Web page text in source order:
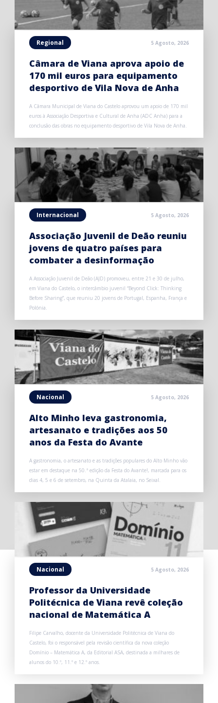
Regional 5 Agosto, 2026
Câmara de Viana aprova apoio de
170 mil euros para equipamento
desportivo de Vila Nova de Anha
A Câmara Municipal de Viana do Castelo aprovou um apoio de 170 mil
euros à Associação Desportiva e Cultural de Anha (ADC Anha) para a
conclusão das obras no equipamento desportivo de Vila Nova de Anha.
Internacional 5 Agosto, 2026
Associação Juvenil de Deão reuniu
jovens de quatro países para
combater a desinformação
A Associação Juvenil de Deão (AJD) promoveu, entre 21 e 30 de julho,
em Viana do Castelo, o intercâmbio juvenil “Beyond Click: Thinking
Before Sharing”, que reuniu 20 jovens de Portugal, Espanha, França e
Polónia.
Nacional 5 Agosto, 2026
Alto Minho leva gastronomia,
artesanato e tradições aos 50
anos da Festa do Avante
A gastronomia, o artesanato e as tradições populares do Alto Minho vão
estar em destaque na 50.ª edição da Festa do Avante!, marcada para os
dias 4, 5 e 6 de setembro, na Quinta da Atalaia, no Seixal.
Nacional 5 Agosto, 2026
Professor da Universidade
Politécnica de Viana revê coleção
nacional de Matemática A
Filipe Carvalho, docente da Universidade Politécnica de Viana do
Castelo, foi o responsável pela revisão científica da nova coleção
Domínio – Matemática A, da Editorial ASA, destinada a milhares de
alunos do 10.º, 11.º e 12.º anos.